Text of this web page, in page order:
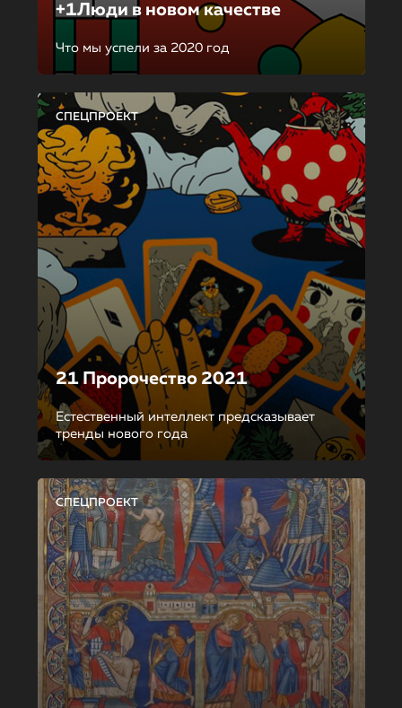
+1Люди в новом качестве
Что мы успели за 2020 год
СПЕЦПРОЕКТ
21 Пророчество 2021
Естественный интеллект предсказывает
тренды нового года
СПЕЦПРОЕКТ